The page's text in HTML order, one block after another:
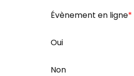
Évènement en ligne*
Oui
Non